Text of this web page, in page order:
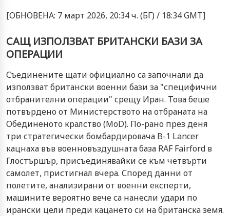
[ОБНОВЕНА: 7 март 2026, 20:34 ч. (БГ) / 18:34 GMT]
САЩ ИЗПОЛЗВАТ БРИТАНСКИ БАЗИ ЗА
ОПЕРАЦИИ
Съединените щати официално са започнали да
използват британски военни бази за "специфични
отбранителни операции" срещу Иран. Това беше
потвърдено от Министерството на отбраната на
Обединеното кралство (MoD). По-рано през деня
три стратегически бомбардировача B-1 Lancer
кацнаха във военновъздушната база RAF Fairford в
Глостършър, присъединявайки се към четвърти
самолет, пристигнал вчера. Според данни от
полетите, анализирани от военни експерти,
машините вероятно вече са нанесли удари по
ирански цели преди кацането си на британска земя.